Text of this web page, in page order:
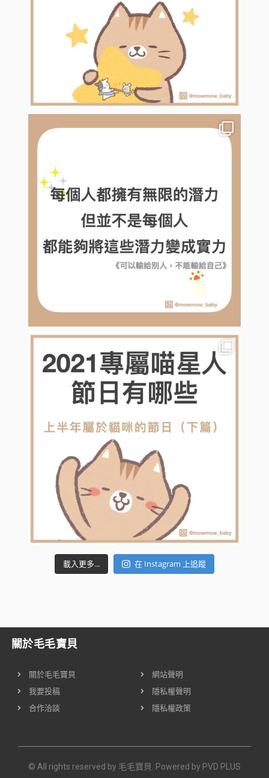
載入更多... 在 Instagram 上追蹤
關於毛毛寶貝
關於毛毛寶貝
我要投稿
合作洽談
網站聲明
隱私權聲明
隱私權政策
© All rights reserved by 毛毛寶貝. Powered by PVD PLUS